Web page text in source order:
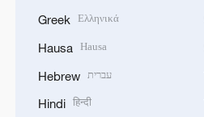
Greek Ελληνικά
Hausa Hausa
Hebrew עברית
Hindi हिन्दी